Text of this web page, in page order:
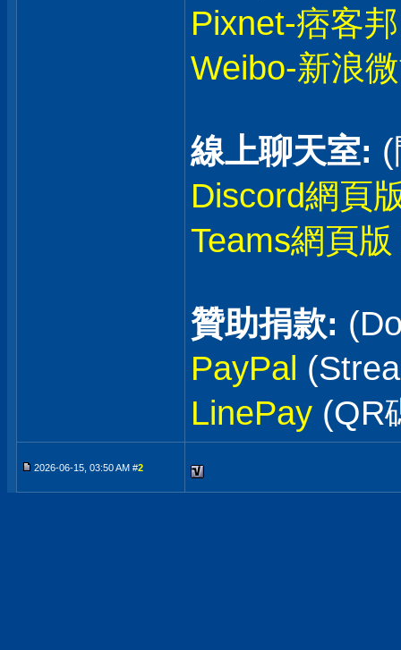
Pixnet-痞客邦
Weibo-新浪
線上聊天室:
Discord網頁
Teams網頁版
贊助捐款:
PayPal
LinePay (QR
2026-06-15, 03:50 AM #2